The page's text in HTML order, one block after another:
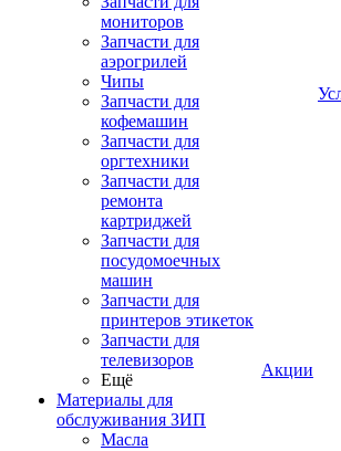
мониторов
Запчасти для
аэрогрилей
Чипы
Запчасти для
кофемашин
Запчасти для
оргтехники
Запчасти для
ремонта
картриджей
Запчасти для
посудомоечных
машин
Запчасти для
принтеров этикеток
Запчасти для
телевизоров
Ещё
Материалы для
обслуживания ЗИП
Масла
Акции